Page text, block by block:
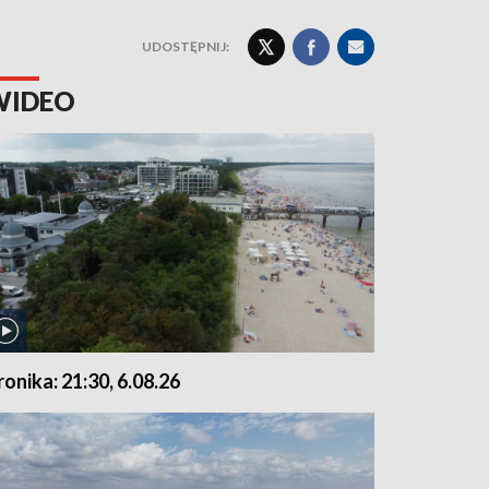
UDOSTĘPNIJ:
21:30, 6.08.26